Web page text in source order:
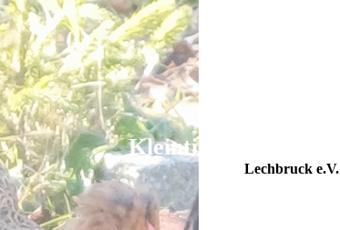
Kleintierzuchtverein
Lechbruck e.V.